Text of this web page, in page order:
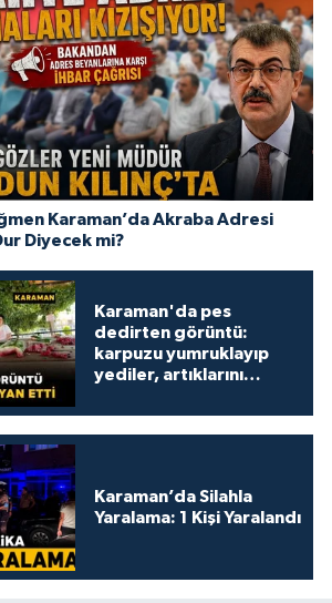
Karaman’da Akraba Adresi
Diyecek mi?
Karaman'da pes
dedirten görüntü:
karpuzu yumruklayıp
yediler, artıklarını
Karaman’da Silahla
Yaralama: 1 Kişi Yaralandı